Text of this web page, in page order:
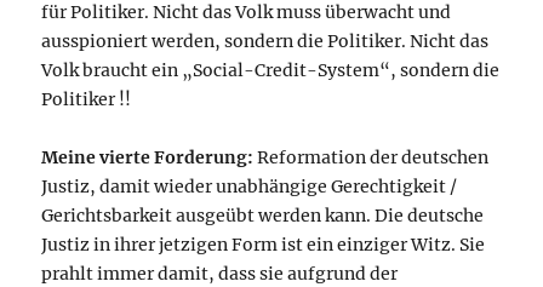
für Politiker. Nicht das Volk muss überwacht und
ausspioniert werden, sondern die Politiker. Nicht das
Volk braucht ein „Social-Credit-System“, sondern die
Politiker !!
Meine vierte Forderung: Reformation der deutschen
Justiz, damit wieder unabhängige Gerechtigkeit /
Gerichtsbarkeit ausgeübt werden kann. Die deutsche
Justiz in ihrer jetzigen Form ist ein einziger Witz. Sie
prahlt immer damit, dass sie aufgrund der